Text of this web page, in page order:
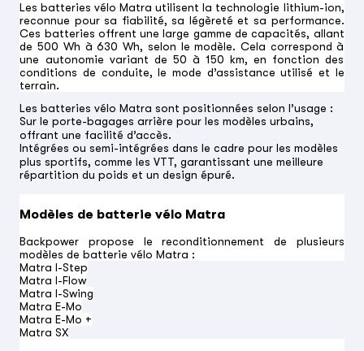
Les batteries vélo Matra utilisent la technologie lithium-ion,
reconnue pour sa fiabilité, sa légèreté et sa performance.
Ces batteries offrent une large gamme de capacités, allant
de 500 Wh à 630 Wh, selon le modèle. Cela correspond à
une autonomie variant de 50 à 150 km, en fonction des
conditions de conduite, le mode d’assistance utilisé et le
terrain.
Les batteries vélo Matra sont positionnées selon l’usage :
Sur le porte-bagages arrière pour les modèles urbains,
offrant une facilité d’accès.
Intégrées ou semi-intégrées dans le cadre pour les modèles
plus sportifs, comme les VTT, garantissant une meilleure
répartition du poids et un design épuré.
Modèles de batterie vélo Matra
Backpower propose le reconditionnement de plusieurs
modèles de batterie vélo Matra :
Matra I-Step
Matra I-Flow
Matra I-Swing
Matra E-Mo
Matra E-Mo +
Matra SX